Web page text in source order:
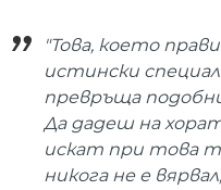
"Това, което
истински
превръща
Да дадеш на
искат при това
никога не е